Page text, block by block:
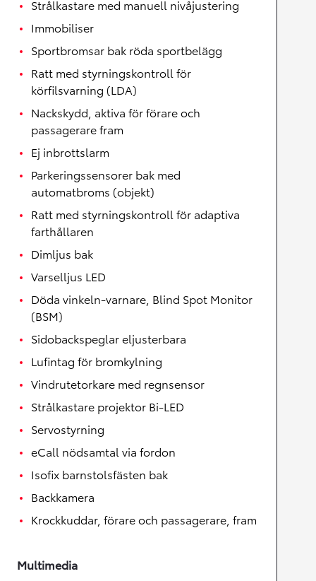
Strålkastare med manuell nivåjustering
Immobiliser
Sportbromsar bak röda sportbelägg
Ratt med styrningskontroll för
körfilsvarning (LDA)
Nackskydd, aktiva för förare och
passagerare fram
Ej inbrottslarm
Parkeringssensorer bak med
automatbroms (objekt)
Ratt med styrningskontroll för adaptiva
farthållaren
Dimljus bak
Varselljus LED
Döda vinkeln-varnare, Blind Spot Monitor
(BSM)
Sidobackspeglar eljusterbara
Lufintag för bromkylning
Vindrutetorkare med regnsensor
Strålkastare projektor Bi-LED
Servostyrning
eCall nödsamtal via fordon
Isofix barnstolsfästen bak
Backkamera
Krockkuddar, förare och passagerare, fram
Multimedia